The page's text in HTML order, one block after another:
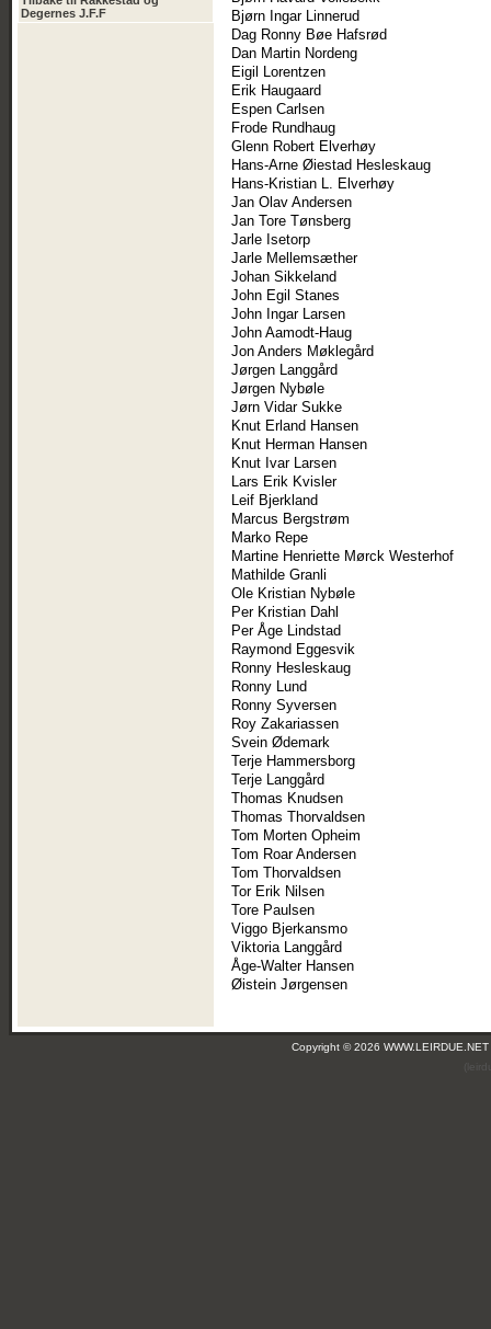
Degernes J.F.F
Bjørn Ingar Linnerud
Dag Ronny Bøe Hafsrød
Dan Martin Nordeng
Eigil Lorentzen
Erik Haugaard
Espen Carlsen
Frode Rundhaug
Glenn Robert Elverhøy
Hans-Arne Øiestad Hesleskaug
Hans-Kristian L. Elverhøy
Jan Olav Andersen
Jan Tore Tønsberg
Jarle Isetorp
Jarle Mellemsæther
Johan Sikkeland
John Egil Stanes
John Ingar Larsen
John Aamodt-Haug
Jon Anders Møklegård
Jørgen Langgård
Jørgen Nybøle
Jørn Vidar Sukke
Knut Erland Hansen
Knut Herman Hansen
Knut Ivar Larsen
Lars Erik Kvisler
Leif Bjerkland
Marcus Bergstrøm
Marko Repe
Martine Henriette Mørck Westerhof
Mathilde Granli
Ole Kristian Nybøle
Per Kristian Dahl
Per Åge Lindstad
Raymond Eggesvik
Ronny Hesleskaug
Ronny Lund
Ronny Syversen
Roy Zakariassen
Svein Ødemark
Terje Hammersborg
Terje Langgård
Thomas Knudsen
Thomas Thorvaldsen
Tom Morten Opheim
Tom Roar Andersen
Tom Thorvaldsen
Tor Erik Nilsen
Tore Paulsen
Viggo Bjerkansmo
Viktoria Langgård
Åge-Walter Hansen
Øistein Jørgensen
Copyright © 2026